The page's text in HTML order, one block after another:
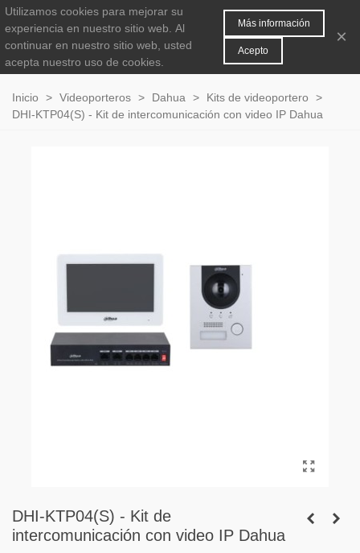
0
Inicio > Videoporteros > Dahua > Kits de videoportero
>
DHI-KTP04(S) - Kit de intercomunicación con video IP Dahua
DHI-KTP04(S) - Kit de
intercomunicación con video IP Dahua
Utilizamos cookies para mejorar su
experiencia en nuestro sitio web. Al
continuar en nuestro sitio web, usted
acepta nuestro uso de cookies.
Más información
Acepto
×